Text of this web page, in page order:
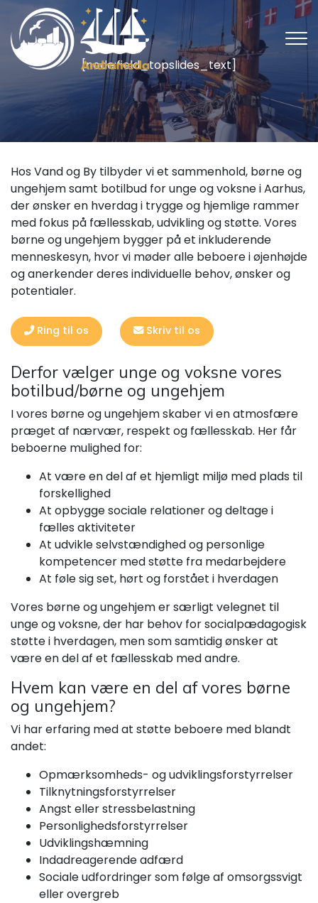
hovedindhold
[node:field_topslides_text]
Hos Vand og By tilbyder vi et sammenhold, børne og
ungehjem samt botilbud for unge og voksne i Aarhus,
der ønsker en hverdag i trygge og hjemlige rammer
med fokus på fællesskab, udvikling og støtte. Vores
børne og ungehjem bygger på et inkluderende
menneskesyn, hvor vi møder alle beboere i øjenhøjde
og anerkender deres individuelle behov, ønsker og
potentialer.
Ring til os Skriv til os
Derfor vælger unge og voksne vores
botilbud/børne og ungehjem
I vores børne og ungehjem skaber vi en atmosfære
præget af nærvær, respekt og fællesskab. Her får
beboerne mulighed for:
At være en del af et hjemligt miljø med plads til
forskellighed
At opbygge sociale relationer og deltage i
fælles aktiviteter
At udvikle selvstændighed og personlige
kompetencer med støtte fra medarbejdere
At føle sig set, hørt og forstået i hverdagen
Vores børne og ungehjem er særligt velegnet til
unge og voksne, der har behov for socialpædagogisk
støtte i hverdagen, men som samtidig ønsker at
være en del af et fællesskab med andre.
Hvem kan være en del af vores børne
og ungehjem?
Vi har erfaring med at støtte beboere med blandt
andet:
Opmærksomheds- og udviklingsforstyrrelser
Tilknytningsforstyrrelser
Angst eller stressbelastning
Personlighedsforstyrrelser
Udviklingshæmning
Indadreagerende adfærd
Sociale udfordringer som følge af omsorgssvigt
eller overgreb